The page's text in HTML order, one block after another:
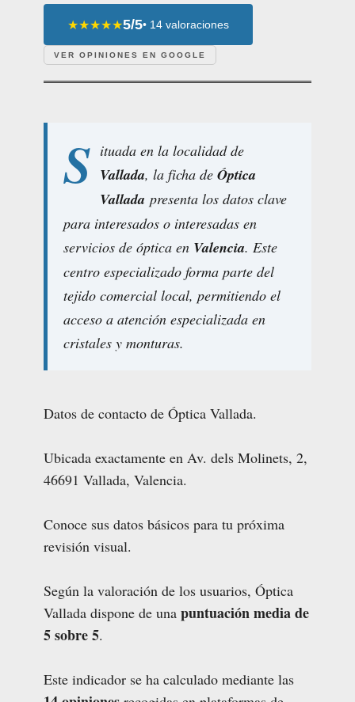
★★★★★5/5• 14 valoraciones
VER OPINIONES EN GOOGLE
S ituada en la localidad de
Vallada, la ficha de Óptica
Vallada presenta los datos clave
para interesados o interesadas en
servicios de óptica en Valencia. Este
centro especializado forma parte del
tejido comercial local, permitiendo el
acceso a atención especializada en
cristales y monturas.
Datos de contacto de Óptica Vallada.
Ubicada exactamente en Av. dels Molinets, 2,
46691 Vallada, Valencia.
Conoce sus datos básicos para tu próxima
revisión visual.
Según la valoración de los usuarios, Óptica
Vallada dispone de una puntuación media de
5 sobre 5.
Este indicador se ha calculado mediante las